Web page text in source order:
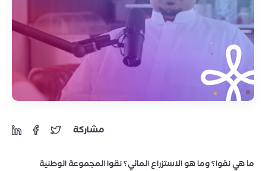
مشاركة
ما هي نقوا؟ وما هو الاستزراع المائي؟ نقوا المجموعة الوطنية